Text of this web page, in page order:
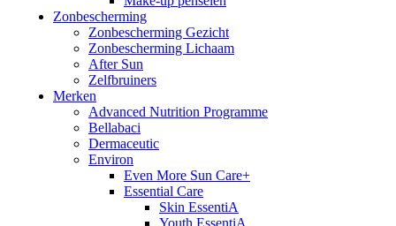
Zonbescherming
Zonbescherming Gezicht
Zonbescherming Lichaam
After Sun
Zelfbruiners
Merken
Advanced Nutrition Programme
Bellabaci
Dermaceutic
Environ
Even More Sun Care+
Essential Care
Skin EssentiA
Youth EssentiA